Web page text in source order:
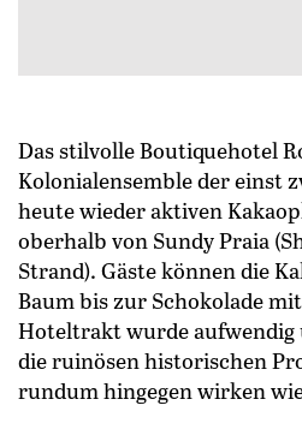
Das stilvolle Boutiquehotel
Kolonialensemble der einst
heute wieder aktiven
oberhalb von Sundy Praia
Strand). Gäste können die
Baum bis zur Schokolade
Hoteltrakt wurde
die ruinösen historischen
rundum hingegen wirken wie